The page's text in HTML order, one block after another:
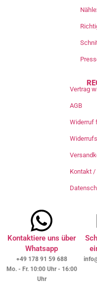
Vertrag
AGB
Widerruf
Kontakt
Kontaktiere uns über
Whatsapp
+49 178 91 59 688
Mo. - Fr. 10:00 Uhr - 16:00
Uhr